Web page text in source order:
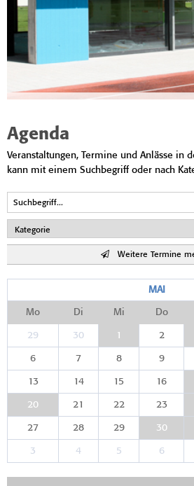
Agenda
Veranstaltungen, Termine und Anlässe in
kann mit einem Suchbegriff oder nach
Weitere Termine
MAI
Mo Di Mi Do
29 30 1 2
6 7 8 9
13 14 15 16
20 21 22 23
27 28 29 30
3 4 5 6